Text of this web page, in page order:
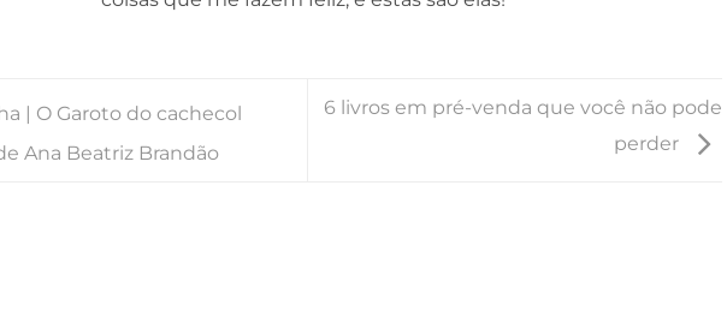
| O Garoto do cachecol
Ana Beatriz Brandão
6 livros em pré-venda que você não pode
perder